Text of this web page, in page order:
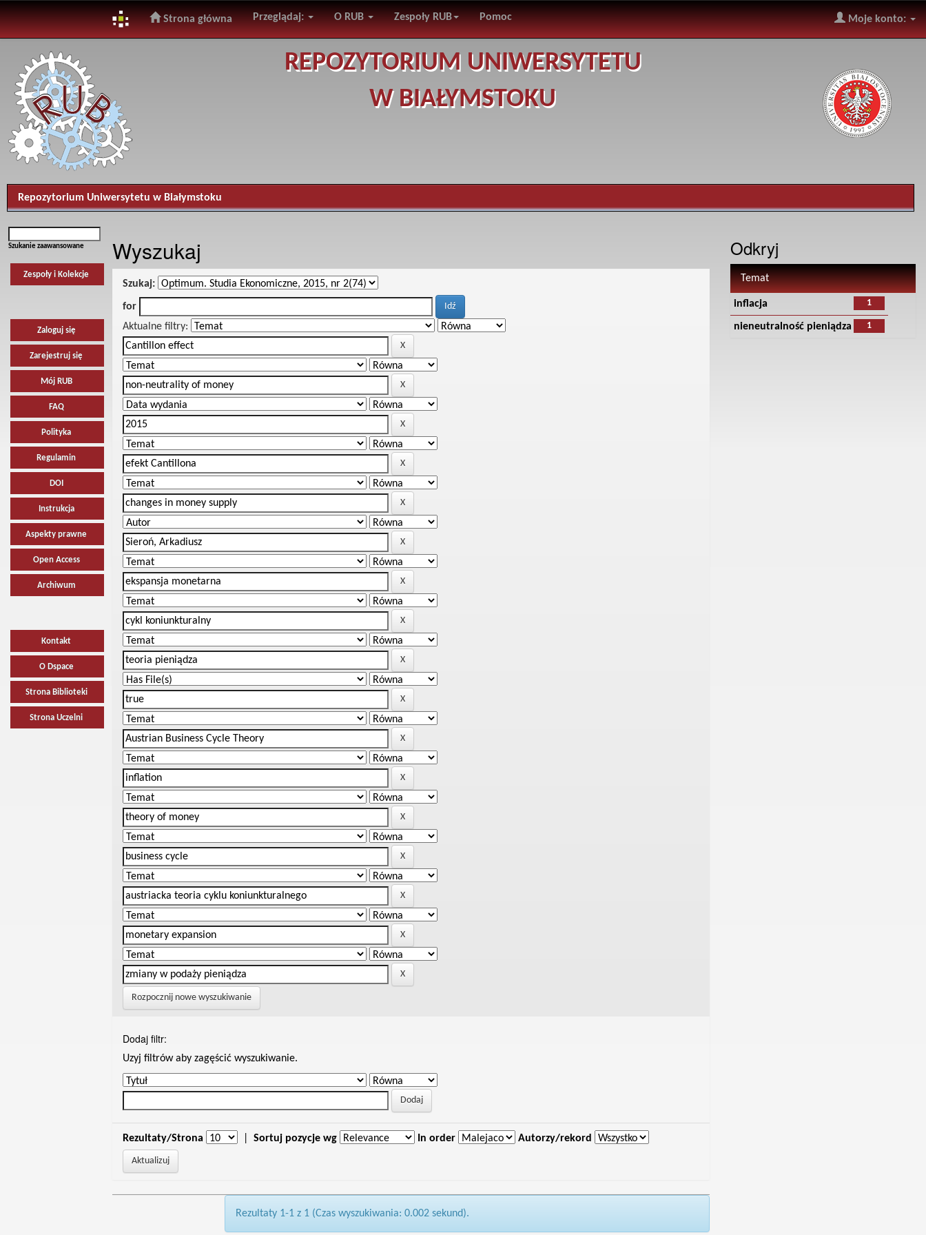
navigation
Strona główna Przeglądaj: O RUB Zespoły RUB Pomoc Moje konto:
REPOZYTORIUM UNIWERSYTETU
W BIAŁYMSTOKU
Repozytorium Uniwersytetu w Białymstoku
Szukanie zaawansowane
Zespoły i Kolekcje
Zaloguj się
Zarejestruj się
Mój RUB
FAQ
Polityka
Regulamin
DOI
Instrukcja
Aspekty prawne
Open Access
Archiwum
Kontakt
O Dspace
Strona Biblioteki
Strona Uczelni
Wyszukaj
Szukaj:
for
Aktualne filtry:
Rozpocznij nowe wyszukiwanie
Dodaj filtr:
Uzyj filtrów aby zagęścić wyszukiwanie.
Rezultaty/Strona Sortuj pozycje wg In order Autorzy/rekord
Rezultaty 1-1 z 1 (Czas wyszukiwania: 0.002 sekund).
Odkryj
Temat
1
inflacja
1
nieneutralność pieniądza